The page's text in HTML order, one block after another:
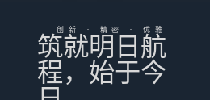
创新 · 精密 · 优雅
筑就明日航
程，始于今